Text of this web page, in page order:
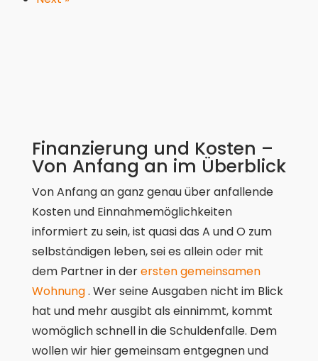
Finanzierung und Kosten –
Von Anfang an im Überblick
Von Anfang an ganz genau über anfallende
Kosten und Einnahmemöglichkeiten
informiert zu sein, ist quasi das A und O zum
selbständigen leben, sei es allein oder mit
dem Partner in derersten gemeinsamen
Wohnung. Wer seine Ausgaben nicht im Blick
hat und mehr ausgibt als einnimmt, kommt
womöglich schnell in die Schuldenfalle. Dem
wollen wir hier gemeinsam entgegnen und